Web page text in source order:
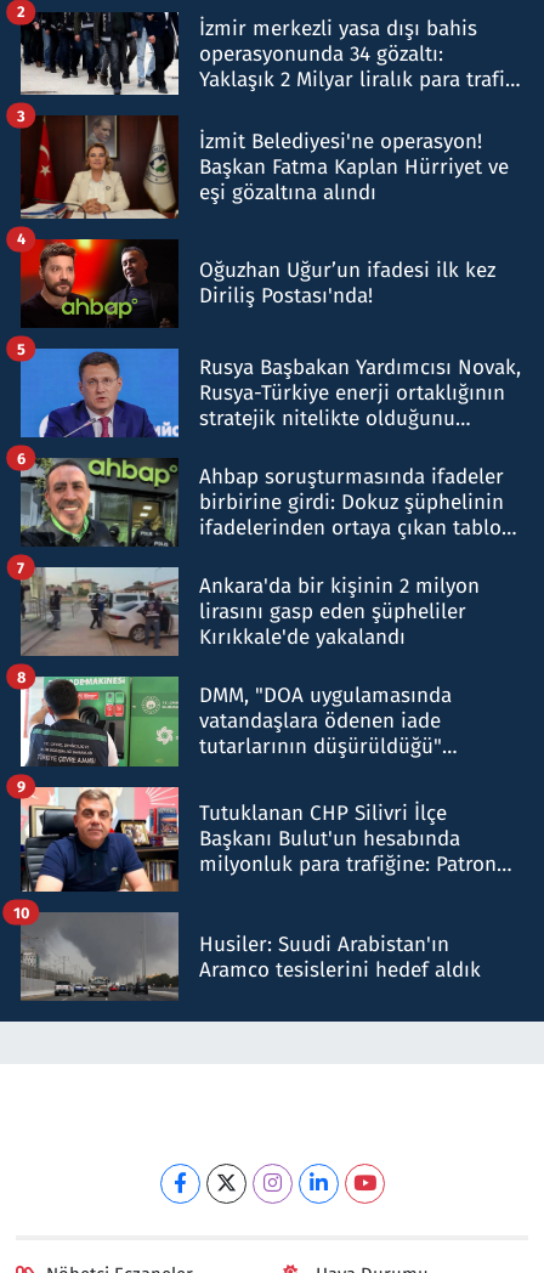
İzmir merkezli yasa dışı bahis
operasyonunda 34 gözaltı:
Yaklaşık 2 Milyar liralık para trafiği
2
İzmit Belediyesi'ne operasyon!
Başkan Fatma Kaplan Hürriyet ve
eşi gözaltına alındı
3
Oğuzhan Uğur’un ifadesi ilk kez
Diriliş Postası'nda!
4
Rusya Başbakan Yardımcısı Novak,
Rusya-Türkiye enerji ortaklığının
stratejik nitelikte olduğunu
5
Ahbap soruşturmasında ifadeler
birbirine girdi: Dokuz şüphelinin
ifadelerinden ortaya çıkan tablo
6
Ankara'da bir kişinin 2 milyon
lirasını gasp eden şüpheliler
Kırıkkale'de yakalandı
7
DMM, "DOA uygulamasında
vatandaşlara ödenen iade
tutarlarının düşürüldüğü"
8
Tutuklanan CHP Silivri İlçe
Başkanı Bulut'un hesabında
milyonluk para trafiğine: Patron
9
Husiler: Suudi Arabistan'ın
Aramco tesislerini hedef aldık
10